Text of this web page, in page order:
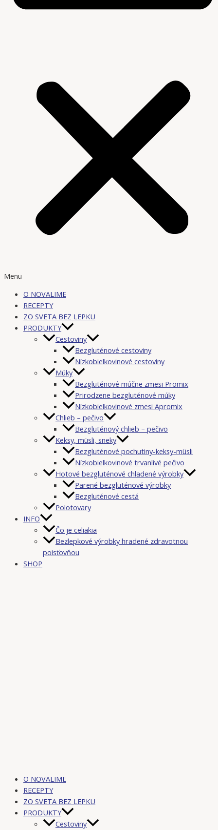
Menu
O NOVALIME
RECEPTY
ZO SVETA BEZ LEPKU
PRODUKTY
Cestoviny
Bezgluténové cestoviny
Nízkobielkovinové cestoviny
Múky
Bezgluténové múčne zmesi Promix
Prirodzene bezgluténové múky
Nízkobielkovinové zmesi Apromix
Chlieb – pečivo
Bezgluténový chlieb – pečivo
Keksy, müsli, sneky
Bezgluténové pochutiny-keksy-müsli
Nízkobielkovinové trvanlivé pečivo
Hotové bezgluténové chladené výrobky
Parené bezgluténové výrobky
Bezgluténové cestá
Polotovary
INFO
Čo je celiakia
Bezlepkové výrobky hradené zdravotnou
poisťovňou
SHOP
O NOVALIME
RECEPTY
ZO SVETA BEZ LEPKU
PRODUKTY
Cestoviny